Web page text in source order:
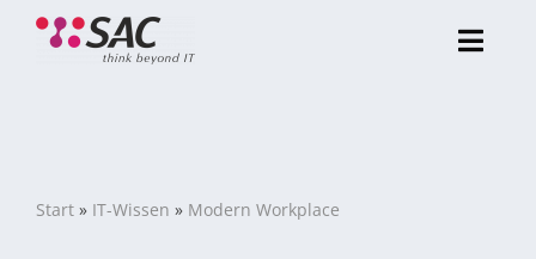
Zum
Inhalt
Referenzen
Start» IT-Wissen » Modern Workplace